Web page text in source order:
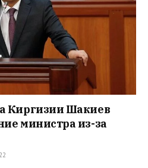
Киргизии Шакиев
министра из-за